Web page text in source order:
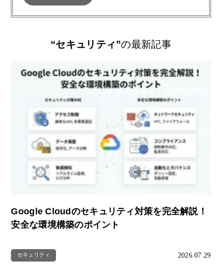
“セキュリティ”の最新記事
Google Cloudのセキュリティ対策を完全解説！
安全な環境構築のポイント
セキュリティ 2026.07.29